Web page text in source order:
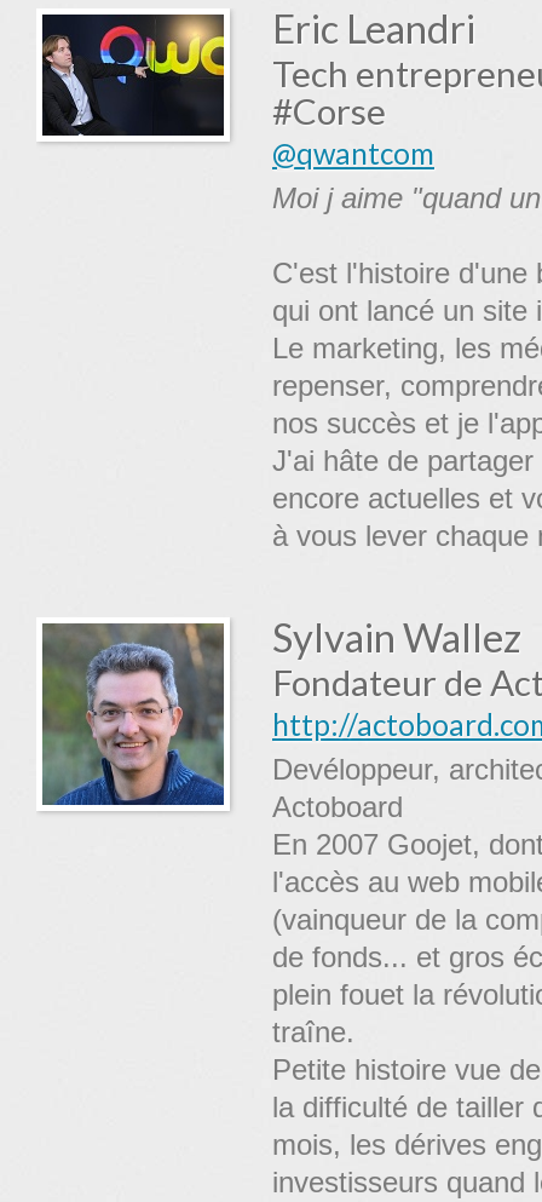
Eric Leandri
Tech
#Corse
@qwantcom
Moi j aime "quand
C'est l'histoire d'une
qui ont lancé un site
Le marketing, les
repenser,
nos succès et je
J'ai hâte de
encore actuelles et
à vous lever chaque
Sylvain Wallez
Fondateur de
http://
Devéloppeur,
Actoboard
En 2007 Goojet,
l'accès au web
(vainqueur de la
de fonds... et gros
plein fouet la
traîne.
Petite histoire vue
la difficulté de tailler
mois, les dérives
investisseurs quand